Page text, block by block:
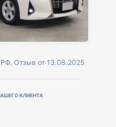
Отзыв от 13.08.2025
КЛИЕНТА